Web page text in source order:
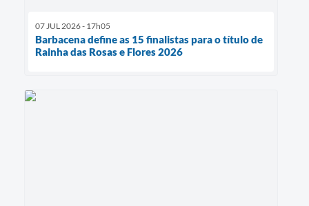
07 JUL 2026 - 17h05
Barbacena define as 15 finalistas para o título de
Rainha das Rosas e Flores 2026